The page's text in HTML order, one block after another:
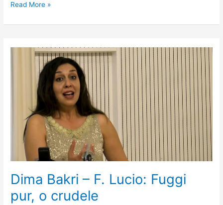
Read More »
Dima Bakri – F. Lucio: Fuggi
pur, o crudele
crudele